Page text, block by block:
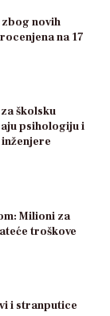
novih
na 17
školsku
psihologiju i
Milioni za
troškove
i stranputice